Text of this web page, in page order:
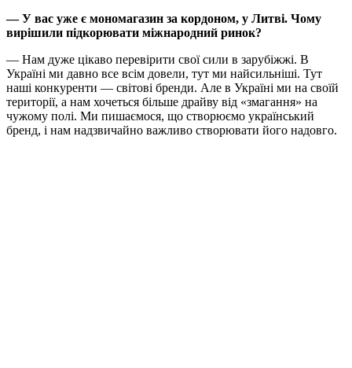
— У вас уже є мономагазин за кордоном, у Литві. Чому
вирішили підкорювати міжнародний ринок?
— Нам дуже цікаво перевірити свої сили в зарубіжжі. В
Україні ми давно все всім довели, тут ми найсильніші. Тут
наші конкуренти — світові бренди. Але в Україні ми на своїй
території, а нам хочеться більше драйву від «змагання» на
чужому полі. Ми пишаємося, що створюємо український
бренд, і нам надзвичайно важливо створювати його надовго.